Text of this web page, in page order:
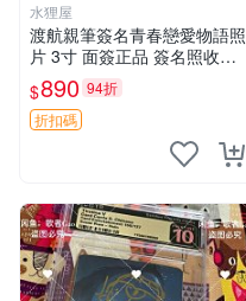
水狸屋
渡航親筆簽名青春戀愛物語照
片 3寸 面簽正品 簽名照收藏
推薦 電腦 動畫 原創漫畫
$890 94折
折扣碼